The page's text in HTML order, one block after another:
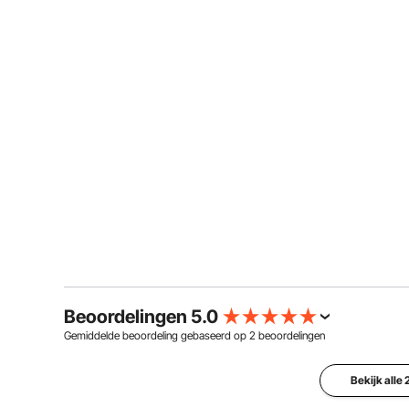
Beoordelingen 5.0
Gemiddelde beoordeling gebaseerd op 2 beoordelingen
Bekijk alle